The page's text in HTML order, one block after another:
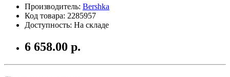
Производитель: Bershka
Код товара: 2285957
Доступность: На складе
6 658.00 р.